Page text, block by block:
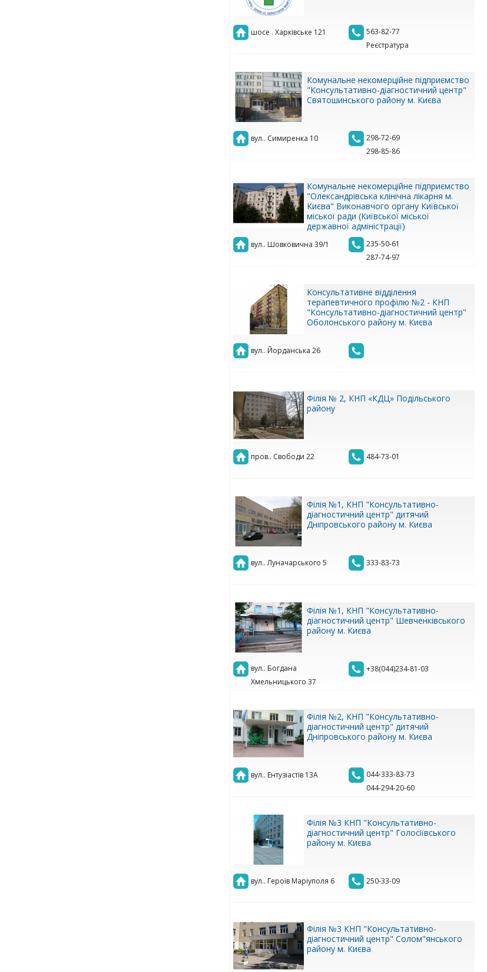
шосе . Харківське 121
563-82-77
Реєстратура
Комунальне некомерційне підприємство
"Консультативно-діагностичний центр"
Святошинського району м. Києва
вул.. Симиренка 10
298-72-69
298-85-86
Комунальне некомерційне підприємство
"Олександрівська клінічна лікарня м.
Києва" Виконавчого органу Київської
міської ради (Київської міської
державної адміністрації)
вул.. Шовковична 39/1
235-50-61
287-74-97
Консультативне відділення
терапевтичного профілю №2 - КНП
"Консультативно-діагностичний центр"
Оболонського району м. Києва
вул.. Йорданська 26
Філія № 2, КНП «КДЦ» Подільського
району
пров.. Свободи 22 484-73-01
Філія №1, КНП "Консультативно-
діагностичний центр" дитячий
Дніпровського району м. Києва
вул.. Луначарського 5 333-83-73
Філія №1, КНП "Консультативно-
діагностичний центр" Шевченківського
району м. Києва
вул.. Богдана
Хмельницького 37
+38(044)234-81-03
Філія №2, КНП "Консультативно-
діагностичний центр" дитячий
Дніпровського району м. Києва
вул.. Ентузіастів 13А
044-333-83-73
044-294-20-60
Філія №3 КНП "Консультативно-
діагностичний центр" Голосіївського
району м. Києва
вул.. Героїв Маріуполя 6 250-33-09
Філія №3 КНП "Консультативно-
діагностичний центр" Солом"янського
району м. Києва